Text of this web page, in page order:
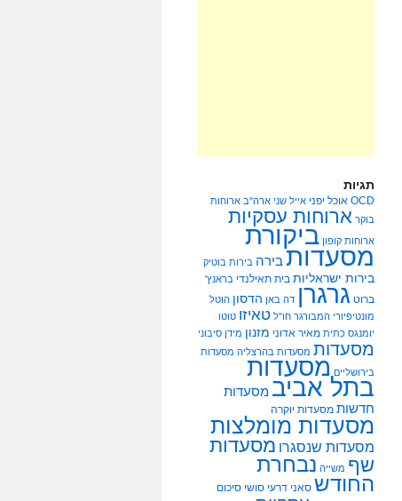
תגיות
OCD אוכל יפני אייל שני ארה"ב ארוחות
בוקר ארוחות עסקיות
ארוחות קופון ביקורת
מסעדותבירה בירות בוטיק
בירות ישראליות בית תאילנדי בראנץ'
ברוט גרגרן דה באן הדסון הוטל
מונטיפיורי המבורגר חו"ל טאיזו טוטו
יומנגס כתית מאיר אדוני מזנון מידן סיבוני
מסעדות מסעדות בהרצליה מסעדות
בירושליים מסעדות
בתל אביב מסעדות
חדשות מסעדות יוקרה
מסעדות מומלצות
מסעדות שנסגרו מסעדות
שף משייה נבחרת
החודש סאני דרעי סושי סיכום